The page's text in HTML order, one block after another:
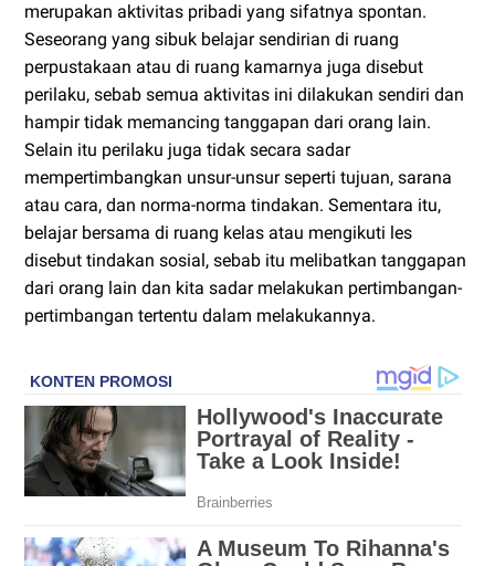
merupakan aktivitas pribadi yang sifatnya spontan.
Seseorang yang sibuk belajar sendirian di ruang
perpustakaan atau di ruang kamarnya juga disebut
perilaku, sebab semua aktivitas ini dilakukan sendiri dan
hampir tidak memancing tanggapan dari orang lain.
Selain itu perilaku juga tidak secara sadar
mempertimbangkan unsur-unsur seperti tujuan, sarana
atau cara, dan norma-norma tindakan. Sementara itu,
belajar bersama di ruang kelas atau mengikuti les
disebut tindakan sosial, sebab itu melibatkan tanggapan
dari orang lain dan kita sadar melakukan pertimbangan-
pertimbangan tertentu dalam melakukannya.